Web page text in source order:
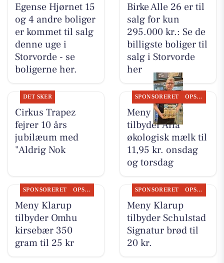
Egense Hjørnet 15
og 4 andre boliger
er kommet til salg
denne uge i
Storvorde - se
boligerne her.
Birke Alle 26 er til
salg for kun
295.000 kr.: Se de
billigste boliger til
salg i Storvorde
her
DET SKER
Cirkus Trapez
fejrer 10 års
jubilæum med
"Aldrig Nok
SPONSORERET OPSLAGSTAVLEN
Meny Klarup
tilbyder Arla
økologisk mælk til
11,95 kr. onsdag
og torsdag
SPONSORERET OPSLAGSTAVLEN
Meny Klarup
tilbyder Omhu
kirsebær 350
gram til 25 kr
SPONSORERET OPSLAGSTAVLEN
Meny Klarup
tilbyder Schulstad
Signatur brød til
20 kr.